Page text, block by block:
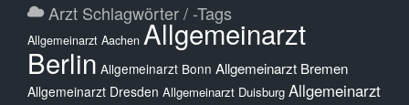
Arzt Schlagwörter / -Tags
Allgemeinarzt Aachen Allgemeinarzt
Berlin Allgemeinarzt Bonn Allgemeinarzt Bremen
Allgemeinarzt Dresden Allgemeinarzt Duisburg Allgemeinarzt